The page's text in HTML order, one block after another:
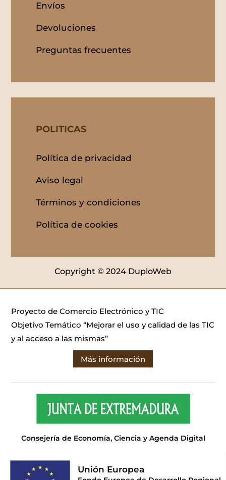
Envíos
Devoluciones
Preguntas frecuentes
POLITICAS
Política de privacidad
Aviso legal
Términos y condiciones
Política de cookies
Copyright © 2024 DuploWeb
Proyecto de Comercio Electrónico y TIC
Objetivo Temático “Mejorar el uso y calidad de las TIC
y al acceso a las mismas”
Más información
Consejería de Economía, Ciencia y Agenda Digital
Unión Europea